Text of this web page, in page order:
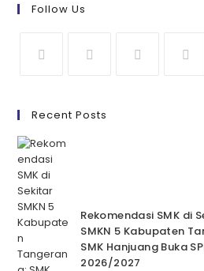
Follow Us
Recent Posts
Rekomendasi SMK di
SMKN 5 Kabupaten
SMK Hanjuang Buka
2026/2027